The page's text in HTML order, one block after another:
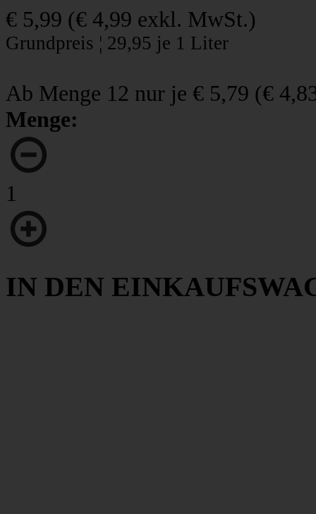
€ 5,99 (€ 4,99 exkl. MwSt.)
Grundpreis ¦ 29,95 je 1 Liter
Ab Menge 12 nur je € 5,79 (€
Menge:
1
IN DEN